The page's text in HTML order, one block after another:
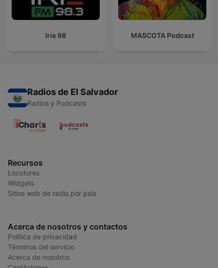
Irie 98 MASCOTA Podcast
Radios de El Salvador
Radios y Podcasts
Recursos
Locutores
Widgets
Sitios web de radio por país
Acerca de nosotros y contactos
Política de privacidad
Términos del servicio
Acerca de nosotros